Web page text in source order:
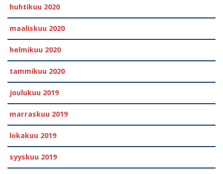
huhtikuu 2020
maaliskuu 2020
helmikuu 2020
tammikuu 2020
joulukuu 2019
marraskuu 2019
lokakuu 2019
syyskuu 2019